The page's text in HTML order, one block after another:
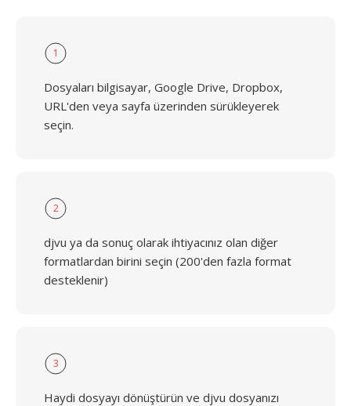
1
Dosyaları bilgisayar, Google Drive, Dropbox,
URL'den veya sayfa üzerinden sürükleyerek
seçin.
2
djvu ya da sonuç olarak ihtiyacınız olan diğer
formatlardan birini seçin (200'den fazla format
desteklenir)
3
Haydi dosyayı dönüştürün ve djvu dosyanızı